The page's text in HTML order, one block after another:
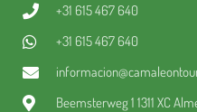
+31 615 467 640
+31 615 467 640
Beemsterweg 1 1311 XC